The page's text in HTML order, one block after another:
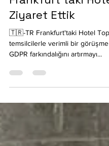
Frankfurt'taki
Ziyaret Ettik
🇹🇷-TR Frankfurt'taki Hotel
temsilcilerle verimli bir
GDPR farkındalığını artırmayı...